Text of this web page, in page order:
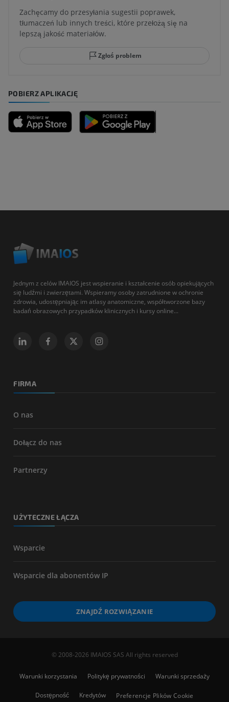
Zachęcamy do przesyłania sugestii poprawek,
tłumaczeń lub innych treści, które przełożą się na
lepszą jakość materiałów.
Zgłoś problem
POBIERZ APLIKACJĘ
Jednym z celów IMAIOS jest wspieranie i kształcenie osób opiekujących
się ludźmi i zwierzętami. Wspieramy osoby zatrudnione w ochronie
zdrowia, udostępniając im atlasy anatomiczne, współtworzone bazy
badań obrazowych przypadków klinicznych i kursy online...
FIRMA
O nas
Dołącz do nas
Partnerzy
UŻYTECZNE ŁĄCZA
Wsparcie
Wsparcie dla abonentów IP
ZNAJDŹ ROZWIĄZANIE
© 2008-2026 IMAIOS SAS All rights reserved
Warunki korzystania Politykę prywatności Warunki sprzedaży
Dostępność Kredytów Preferencje Plików Cookie